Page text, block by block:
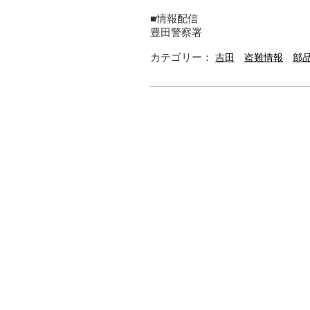
■情報配信
豊田警察署
カテゴリー： 吉田 盗難情報 部